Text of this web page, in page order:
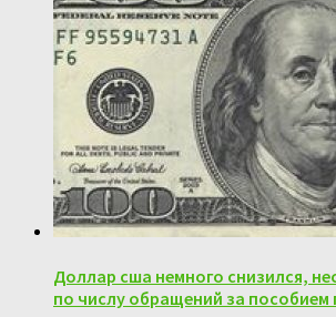
Доллар сша немного снизился,
по числу обращений за пособием